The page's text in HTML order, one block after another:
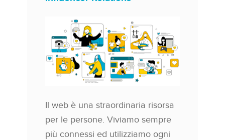
Il web è una straordinaria risorsa
per le persone. Viviamo sempre
più connessi ed utilizziamo ogni